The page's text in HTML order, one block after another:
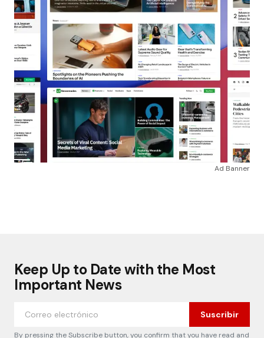
Ad Banner
Keep Up to Date with the Most
Important News
Suscribir
By pressing the Subscribe button, you confirm that you have read and